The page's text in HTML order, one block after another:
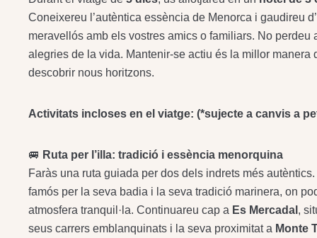
Coneixereu l’autèntica essència de Menorca i gaudireu
meravellós amb els vostres amics o familiars. No
alegries de la vida. Mantenir-se actiu és la millor
descobrir nous horitzons.
Activitats incloses en el viatge: (*sujecte a canvis a
🚐 Ruta per l’illa: tradició i essència menorquina
Faràs una ruta guiada per dos dels indrets més
famós per la seva badia i la seva tradició marinera, on
atmosfera tranquil·la. Continuareu cap a Es Mercadal ,
seus carrers emblanquinats i la seva proximitat a Monte